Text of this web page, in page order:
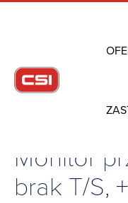
Monitor
brak T/S,